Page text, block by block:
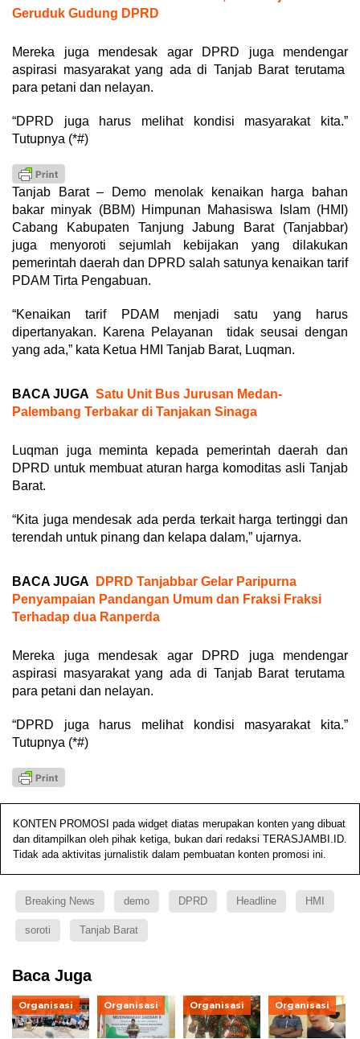
Geruduk Gudung DPRD
Mereka juga mendesak agar DPRD juga mendengar
aspirasi masyarakat yang ada di Tanjab Barat terutama
para petani dan nelayan.
“DPRD juga harus melihat kondisi masyarakat kita.”
Tutupnya (*#)
Tanjab Barat – Demo menolak kenaikan harga bahan
bakar minyak (BBM) Himpunan Mahasiswa Islam (HMI)
Cabang Kabupaten Tanjung Jabung Barat (Tanjabbar)
juga menyoroti sejumlah kebijakan yang dilakukan
pemerintah daerah dan DPRD salah satunya kenaikan tarif
PDAM Tirta Pengabuan.
“Kenaikan tarif PDAM menjadi satu yang harus
dipertanyakan. Karena Pelayanan tidak seusai dengan
yang ada,” kata Ketua HMI Tanjab Barat, Luqman.
BACA JUGA Satu Unit Bus Jurusan Medan-
Palembang Terbakar di Tanjakan Sinaga
Luqman juga meminta kepada pemerintah daerah dan
DPRD untuk membuat aturan harga komoditas asli Tanjab
Barat.
“Kita juga mendesak ada perda terkait harga tertinggi dan
terendah untuk pinang dan kelapa dalam,” ujarnya.
BACA JUGA
DPRD Tanjabbar Gelar Paripurna
Penyampaian Pandangan Umum dan Fraksi Fraksi
Terhadap dua Ranperda
Mereka juga mendesak agar DPRD juga mendengar
aspirasi masyarakat yang ada di Tanjab Barat terutama
para petani dan nelayan.
“DPRD juga harus melihat kondisi masyarakat kita.”
Tutupnya (*#)
KONTEN PROMOSI pada widget diatas merupakan konten yang dibuat
dan ditampilkan oleh pihak ketiga, bukan dari redaksi TERASJAMBI.ID.
Tidak ada aktivitas jurnalistik dalam pembuatan konten promosi ini.
Breaking News demo DPRD Headline HMI
soroti Tanjab Barat
Baca Juga
Organisasi Organisasi Organisasi Organisasi